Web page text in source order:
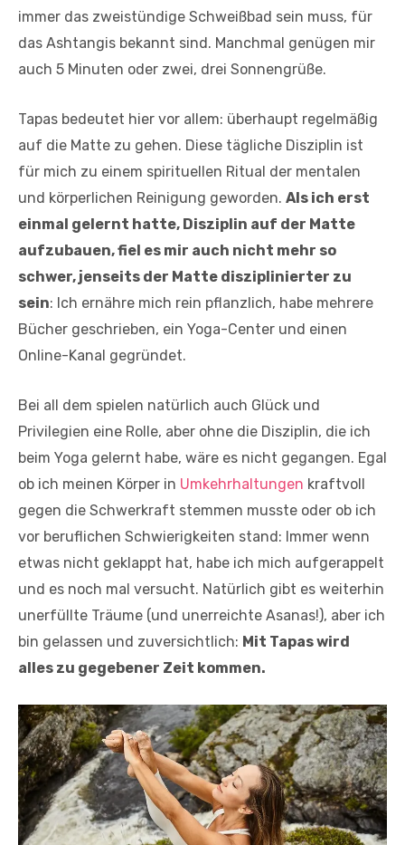
immer das zweistündige Schweißbad sein muss, für
das Ashtangis bekannt sind. Manchmal genügen mir
auch 5 Minuten oder zwei, drei Sonnengrüße.
Tapas bedeutet hier vor allem: überhaupt regelmäßig
auf die Matte zu gehen. Diese tägliche Disziplin ist
für mich zu einem spirituellen Ritual der mentalen
und körperlichen Reinigung geworden. Als ich erst
einmal gelernt hatte, Disziplin auf der Matte
aufzubauen, fiel es mir auch nicht mehr so
schwer, jenseits der Matte disziplinierter zu
sein: Ich ernähre mich rein pflanzlich, habe mehrere
Bücher geschrieben, ein Yoga-Center und einen
Online-Kanal gegründet.
Bei all dem spielen natürlich auch Glück und
Privilegien eine Rolle, aber ohne die Disziplin, die ich
beim Yoga gelernt habe, wäre es nicht gegangen. Egal
ob ich meinen Körper in Umkehrhaltungen kraftvoll
gegen die Schwerkraft stemmen musste oder ob ich
vor beruflichen Schwierigkeiten stand: Immer wenn
etwas nicht geklappt hat, habe ich mich aufgerappelt
und es noch mal versucht. Natürlich gibt es weiterhin
unerfüllte Träume (und unerreichte Asanas!), aber ich
bin gelassen und zuversichtlich: Mit Tapas wird
alles zu gegebener Zeit kommen.